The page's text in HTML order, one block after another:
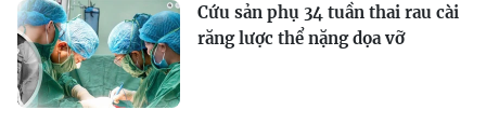
Cứu sản phụ 34 tuần thai rau cài
răng lược thể nặng dọa vỡ